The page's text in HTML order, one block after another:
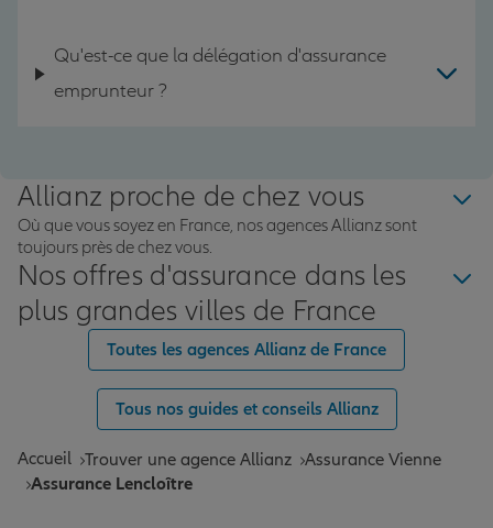
Qu'est-ce que la délégation d'assurance
emprunteur ?
Allianz proche de chez vous
Où que vous soyez en France, nos agences Allianz sont
toujours près de chez vous.
Nos offres d'assurance dans les
plus grandes villes de France
Toutes les agences Allianz de France
Tous nos guides et conseils Allianz
Accueil Trouver une agence Allianz Assurance Vienne
Assurance Lencloître